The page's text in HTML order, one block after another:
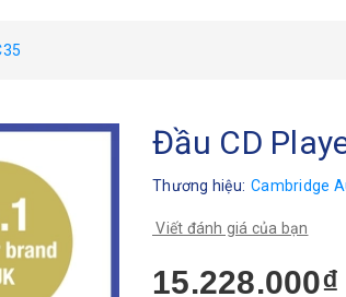
Đầu CD
Thương hiệu: Cambridge
Viết đánh giá của bạn
15.228.000₫